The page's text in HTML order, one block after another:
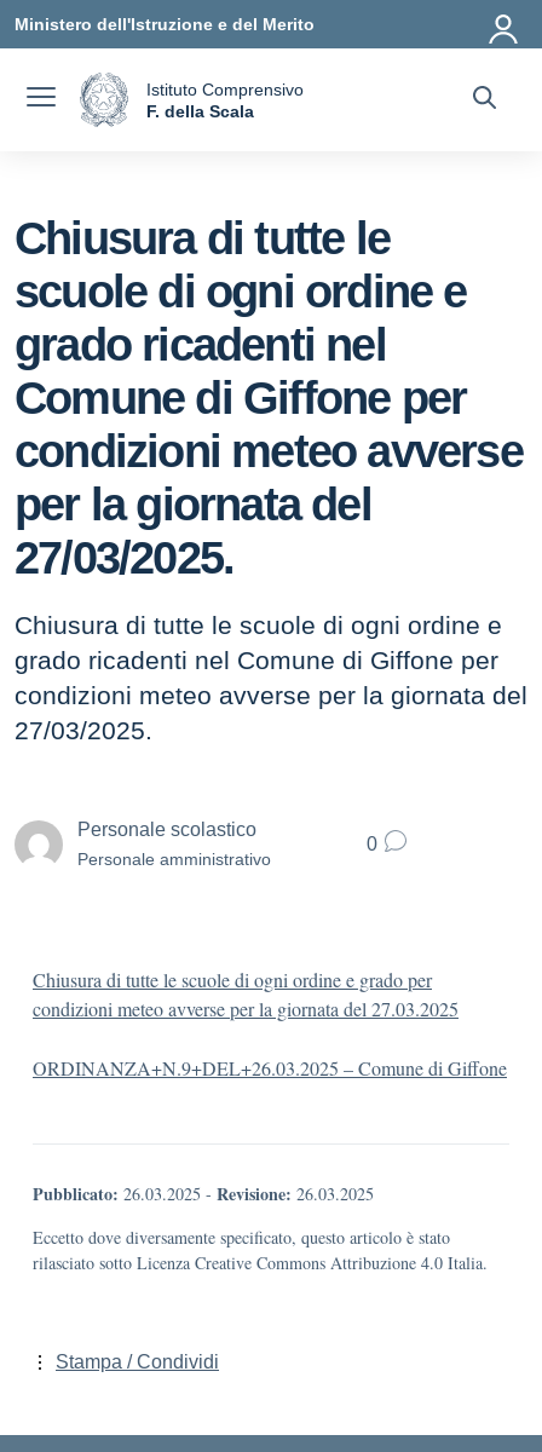
Ministero dell'Istruzione e del Merito
Istituto Comprensivo
F. della Scala
Chiusura di tutte le
scuole di ogni ordine e
grado ricadenti nel
Comune di Giffone per
condizioni meteo avverse
per la giornata del
27/03/2025.
Chiusura di tutte le scuole di ogni ordine e
grado ricadenti nel Comune di Giffone per
condizioni meteo avverse per la giornata del
27/03/2025.
Personale scolastico
Personale amministrativo
0
Chiusura di tutte le scuole di ogni ordine e grado per
condizioni meteo avverse per la giornata del 27.03.2025
ORDINANZA+N.9+DEL+26.03.2025 – Comune di Giffone
Pubblicato: 26.03.2025 - Revisione: 26.03.2025
Eccetto dove diversamente specificato, questo articolo è stato
rilasciato sotto Licenza Creative Commons Attribuzione 4.0 Italia.
Stampa / Condividi